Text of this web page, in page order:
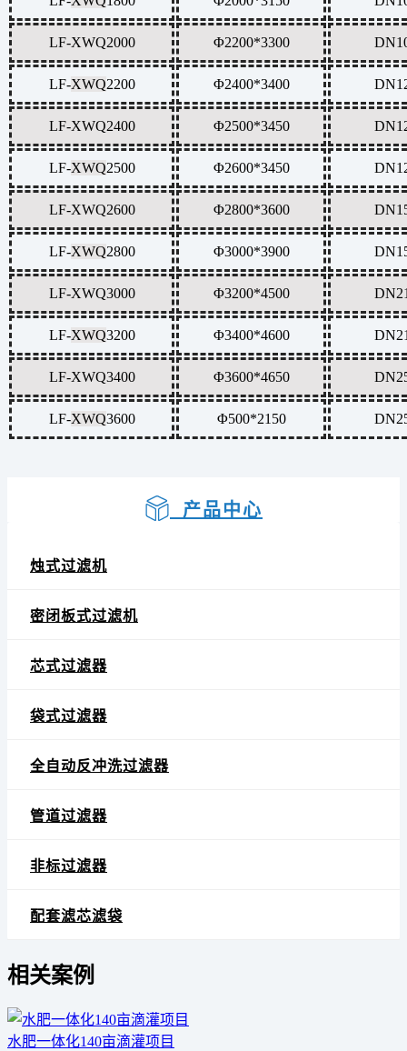
LF-XWQ2000 Φ2200*3300
LF-XWQ2200 Φ2400*3400
LF-XWQ2400 Φ2500*3450
LF-XWQ2500 Φ2600*3450
LF-XWQ2600 Φ2800*3600
LF-XWQ2800 Φ3000*3900
LF-XWQ3000 Φ3200*4500
LF-XWQ3200 Φ3400*4600
LF-XWQ3400 Φ3600*4650
LF-XWQ3600 Φ500*2150
产品中心
烛式过滤机
密闭板式过滤机
芯式过滤器
袋式过滤器
全自动反冲洗过滤器
管道过滤器
非标过滤器
配套滤芯滤袋
相关案例
水肥一体化140亩滴灌项目